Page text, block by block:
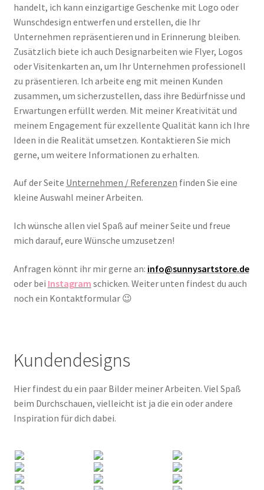
handelt, ich kann einzigartige Geschenke mit Logo oder
Wunschdesign entwerfen und erstellen, die Ihr
Unternehmen repräsentieren und in Erinnerung bleiben.
Zusätzlich biete ich auch Designarbeiten wie Flyer, Logos
oder Visitenkarten an, um Ihr Unternehmen professionell
zu präsentieren. Ich arbeite eng mit meinen Kunden
zusammen, um sicherzustellen, dass ihre Bedürfnisse und
Erwartungen erfüllt werden. Mit meiner Kreativität und
meinem Engagement für exzellente Qualität kann ich Ihre
Ideen in die Realität umsetzen. Kontaktieren Sie mich
gerne, um weitere Informationen zu erhalten.
Auf der Seite Unternehmen / Referenzen finden Sie eine
kleine Auswahl meiner Arbeiten.
Ich wünsche allen viel Spaß auf meiner Seite und freue
mich darauf, eure Wünsche umzusetzen!
Anfragen könnt ihr mir gerne an: info@sunnysartstore.de
oder bei Instagram schicken. Weiter unten findest du auch
noch ein Kontaktformular 😉
Kundendesigns
Hier findest du ein paar Bilder meiner Arbeiten. Viel Spaß
beim Durchschauen, vielleicht ist ja die ein oder andere
Inspiration für dich dabei.